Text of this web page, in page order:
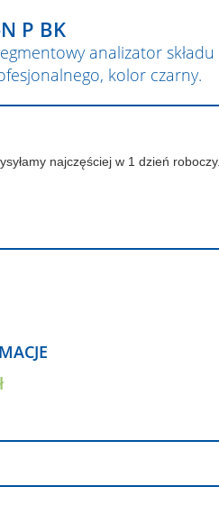
P BK
analizator składu
kolor czarny.
najczęściej w 1 dzień roboczy.